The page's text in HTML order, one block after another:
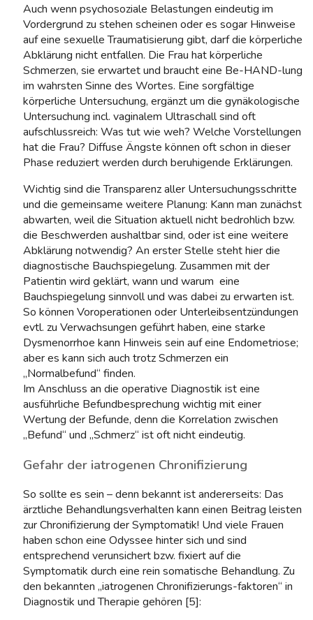
Auch wenn psychosoziale Belastungen eindeutig im
Vordergrund zu stehen scheinen oder es sogar Hinweise
auf eine sexuelle Traumatisierung gibt, darf die körperliche
Abklärung nicht entfallen. Die Frau hat körperliche
Schmerzen, sie erwartet und braucht eine Be-HAND-lung
im wahrsten Sinne des Wortes. Eine sorgfältige
körperliche Untersuchung, ergänzt um die gynäkologische
Untersuchung incl. vaginalem Ultraschall sind oft
aufschlussreich: Was tut wie weh? Welche Vorstellungen
hat die Frau? Diffuse Ängste können oft schon in dieser
Phase reduziert werden durch beruhigende Erklärungen.
Wichtig sind die Transparenz aller Untersuchungsschritte
und die gemeinsame weitere Planung: Kann man zunächst
abwarten, weil die Situation aktuell nicht bedrohlich bzw.
die Beschwerden aushaltbar sind, oder ist eine weitere
Abklärung notwendig? An erster Stelle steht hier die
diagnostische Bauchspiegelung. Zusammen mit der
Patientin wird geklärt, wann und warum eine
Bauchspiegelung sinnvoll und was dabei zu erwarten ist.
So können Voroperationen oder Unterleibsentzündungen
evtl. zu Verwachsungen geführt haben, eine starke
Dysmenorrhoe kann Hinweis sein auf eine Endometriose;
aber es kann sich auch trotz Schmerzen ein
„Normalbefund“ finden.
Im Anschluss an die operative Diagnostik ist eine
ausführliche Befundbesprechung wichtig mit einer
Wertung der Befunde, denn die Korrelation zwischen
„Befund“ und „Schmerz“ ist oft nicht eindeutig.
Gefahr der iatrogenen Chronifizierung
So sollte es sein – denn bekannt ist andererseits: Das
ärztliche Behandlungsverhalten kann einen Beitrag leisten
zur Chronifizierung der Symptomatik! Und viele Frauen
haben schon eine Odyssee hinter sich und sind
entsprechend verunsichert bzw. fixiert auf die
Symptomatik durch eine rein somatische Behandlung. Zu
den bekannten „iatrogenen Chronifizierungs-faktoren“ in
Diagnostik und Therapie gehören [5]: